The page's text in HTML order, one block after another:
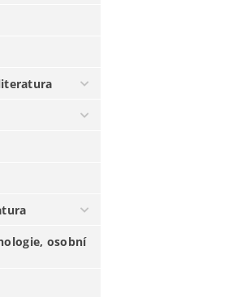
osobní